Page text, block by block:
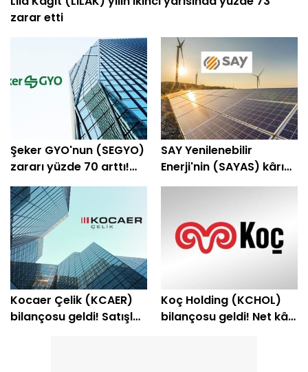
zarar etti
Şeker GYO'nun (SEGYO)
zararı yüzde 70 arttı!
Bilanço açıklandı
SAY Yenilenebilir
Enerji'nin (SAYAS) kârı
yüzde 23 arttı!
Kocaer Çelik (KCAER)
bilançosu geldi! Satışlar
Koç Holding (KCHOL)
bilançosu geldi! Net kâr